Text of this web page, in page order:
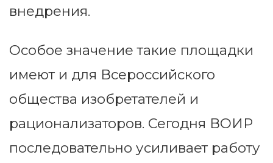
внедрения.
Особое значение такие площадки
имеют и для Всероссийского
общества изобретателей и
рационализаторов. Сегодня ВОИР
последовательно усиливает работу